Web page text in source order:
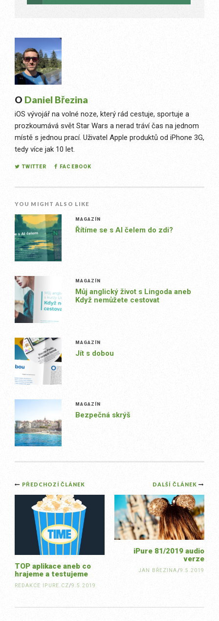
O Daniel Březina
iOS vývojář na volné noze, který rád cestuje, sportuje a
prozkoumává svět Star Wars a nerad tráví čas na jednom
místě s jednou prací. Uživatel Apple produktů od iPhone 3G,
tedy více jak 10 let.
TWITTER FACEBOOK
YOU MIGHT ALSO LIKE
MAGAZÍN
Řítíme se s AI čelem do zdi?
MAGAZÍN
Můj anglický život s Lingoda aneb
Když nemůžete cestovat
MAGAZÍN
Jít s dobou
MAGAZÍN
Bezpečná skrýš
Post
navigation
DALŠÍ ČLÁNEK
iPure 81/2019 audio
verze
JAN BŘEZINA/9.5.2019
PŘEDCHOZÍ ČLÁNEK
TOP aplikace aneb co
hrajeme a testujeme
REDAKCE IPURE.CZ/9.5.2019